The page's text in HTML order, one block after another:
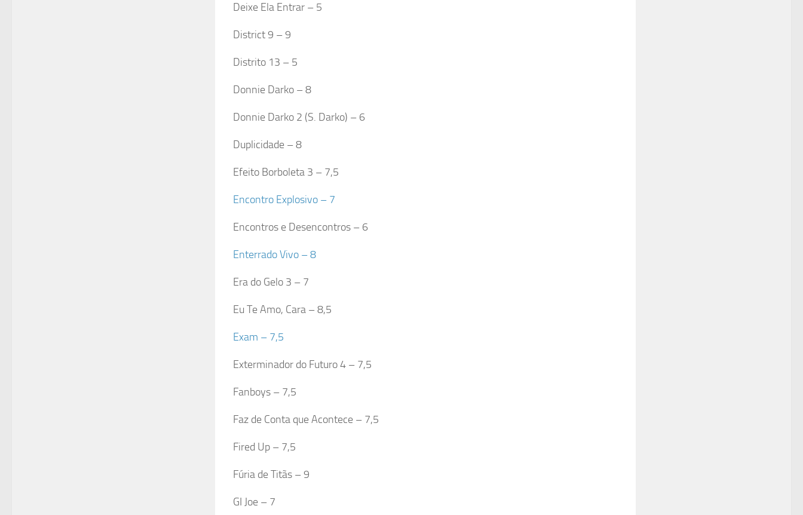
Deixe Ela Entrar – 5
District 9 – 9
Distrito 13 – 5
Donnie Darko – 8
Donnie Darko 2 (S. Darko) – 6
Duplicidade – 8
Efeito Borboleta 3 – 7,5
Encontro Explosivo – 7
Encontros e Desencontros – 6
Enterrado Vivo – 8
Era do Gelo 3 – 7
Eu Te Amo, Cara – 8,5
Exam – 7,5
Exterminador do Futuro 4 – 7,5
Fanboys – 7,5
Faz de Conta que Acontece – 7,5
Fired Up – 7,5
Fúria de Titãs – 9
GI Joe – 7